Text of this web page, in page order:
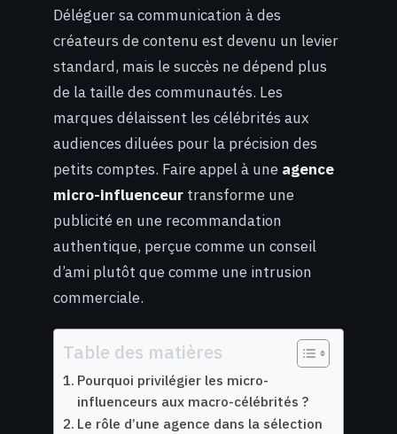
Déléguer sa communication à des
créateurs de contenu est devenu un levier
standard, mais le succès ne dépend plus
de la taille des communautés. Les
marques délaissent les célébrités aux
audiences diluées pour la précision des
petits comptes. Faire appel à une agence
micro-influenceur transforme une
publicité en une recommandation
authentique, perçue comme un conseil
d’ami plutôt que comme une intrusion
commerciale.
Table des matières
Pourquoi privilégier les micro-
influenceurs aux macro-célébrités ?
Le rôle d’une agence dans la sélection